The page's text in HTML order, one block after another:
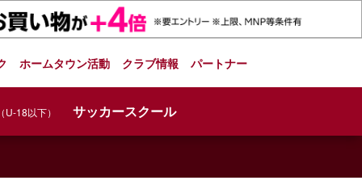
U-18以下） サッカースクール
ホームタウン活動 クラブ情報 パートナー